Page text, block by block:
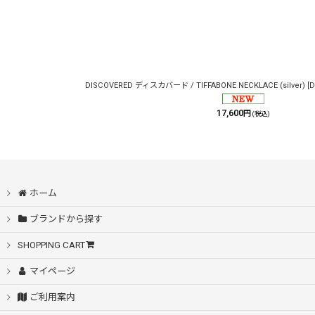
DISCOVERED ディスカバード / TIFFABONE NECKLACE (silver)
17,600円 (税込)
ホーム
ブランドから探す
SHOPPING CART
マイページ
ご利用案内